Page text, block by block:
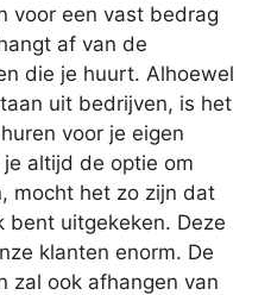
voor een vast bedrag
af van de
die je huurt. Alhoewel
uit bedrijven, is het
voor je eigen
altijd de optie om
mocht het zo zijn dat
bent uitgekeken. Deze
klanten enorm. De
zal ook afhangen van